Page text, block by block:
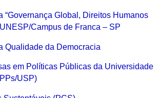
“Governança Global, Direitos Humanos
Campus de Franca – SP
Qualidade da Democracia
em Políticas Públicas da Universidade
USP)